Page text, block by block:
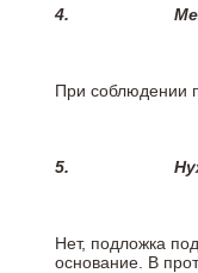
4.
При соблюдении
5.
Нет, подложка
основание. В